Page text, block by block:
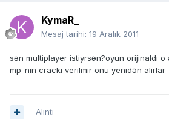
KymaR_
Mesaj tarihi: 19 Aralık 2011
sən multiplayer istiyrsən?oyun orijinaldı o
mp-nın crackı verilmir onu yenidən alırlar
Alıntı